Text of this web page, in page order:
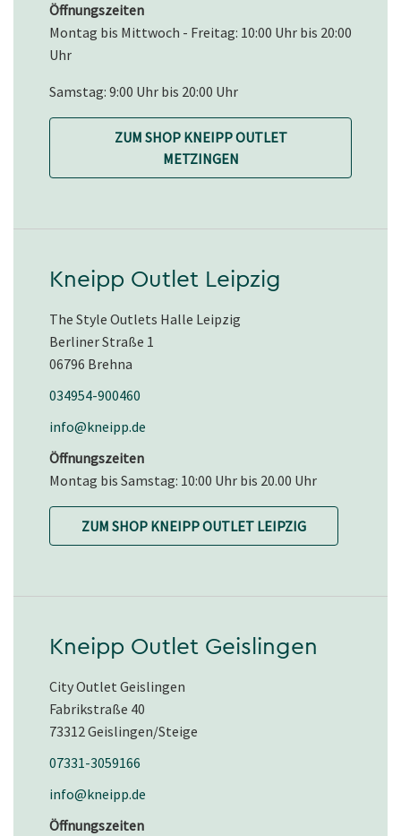
Öffnungszeiten
Montag bis Mittwoch - Freitag: 10:00 Uhr bis 20:00
Uhr
Samstag: 9:00 Uhr bis 20:00 Uhr
ZUM SHOP KNEIPP OUTLET
METZINGEN
Kneipp Outlet Leipzig
The Style Outlets Halle Leipzig
Berliner Straße 1
06796 Brehna
034954-900460
info@kneipp.de
Öffnungszeiten
Montag bis Samstag: 10:00 Uhr bis 20.00 Uhr
ZUM SHOP KNEIPP OUTLET LEIPZIG
Kneipp Outlet Geislingen
City Outlet Geislingen
Fabrikstraße 40
73312 Geislingen/Steige
07331-3059166
info@kneipp.de
Öffnungszeiten